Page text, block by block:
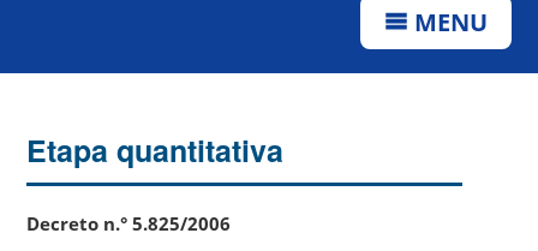
MENU
Etapa quantitativa
Decreto n.° 5.825/2006